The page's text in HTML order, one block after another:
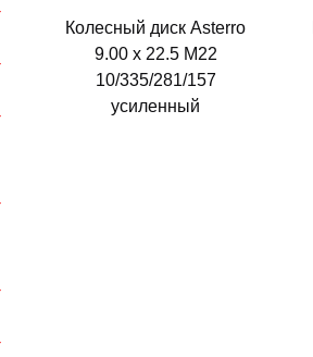
Колесный диск Asterro
9.00 х 22.5 М22
10/335/281/157
усиленный